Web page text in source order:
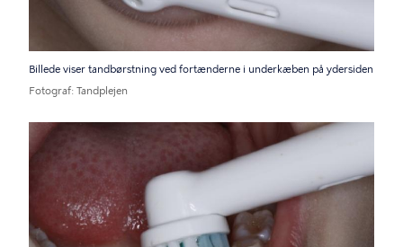
Billede viser tandbørstning ved fortænderne i underkæben på ydersiden
Fotograf Tandplejen
Billede